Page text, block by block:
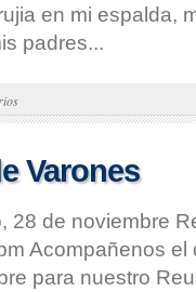
en mi espalda,
padres...
Varones
28 de noviembre
Acompañenos
para nuestro